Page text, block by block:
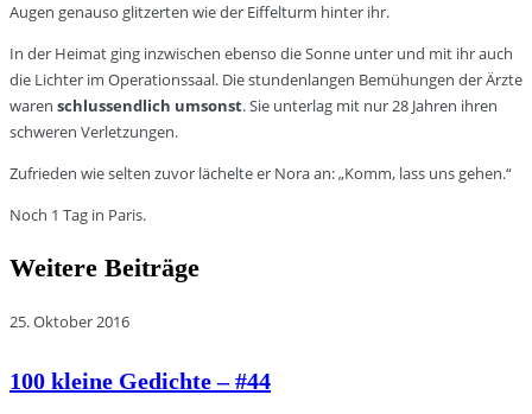
Augen genauso glitzerten wie der Eiffelturm hinter ihr.
In der Heimat ging inzwischen ebenso die Sonne unter und mit ihr auch
die Lichter im Operationssaal. Die stundenlangen Bemühungen der Ärzte
waren schlussendlich umsonst. Sie unterlag mit nur 28 Jahren ihren
schweren Verletzungen.
Zufrieden wie selten zuvor lächelte er Nora an: „Komm, lass uns gehen.“
Noch 1 Tag in Paris.
Weitere Beiträge
25. Oktober 2016
100 kleine Gedichte – #44